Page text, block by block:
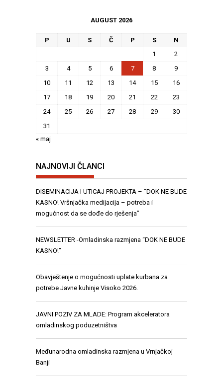
AUGUST 2026
P U S Č P S
N
1
2
3
4 5 6 7 8
9
10
11 12 13 14 15
16
17
18 19 20 21 22
23
24
25 26 27 28 29
30
31
« maj
NAJNOVIJI ČLANCI
DISEMINACIJA I UTICAJ PROJEKTA – “DOK NE BUDE
KASNO! Vršnjačka medijacija – potreba i
mogućnost da se dođe do rješenja”
NEWSLETTER -Omladinska razmjena “DOK NE BUDE
KASNO!”
Obavještenje o mogućnosti uplate kurbana za
potrebe Javne kuhinje Visoko 2026.
JAVNI POZIV ZA MLADE: Program akceleratora
omladinskog poduzetništva
Međunarodna omladinska razmjena u Vrnjačkoj
Banji